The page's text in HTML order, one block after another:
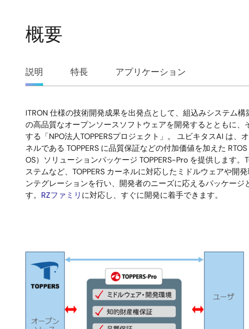
概要
概
説明 特長 アプリケーション
説
明
ITRON 仕様の技術開発成果を出発点として、組込みシステム
の高品質なオープンソースソフトウェアを開発するとともに、
する「NPO法人TOPPERSプロジェクト」。 ユビキタスAI は、
ネルである TOPPERS に品質保証などの付加価値を加えた
OS）ソリューションパッケージ TOPPERS-Pro を提供します。
ステムなど、TOPPERS カーネルに対応したミドルウェアや開
ンテグレーションを行い、開発者のニーズに応えるパッケージ
す。 RZファミリ に対応し、すぐに開発に着手できます。